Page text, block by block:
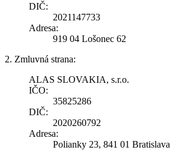
DIČ:
2021147733
Adresa:
919 04 Lošonec 62
2. Zmluvná strana:
ALAS SLOVAKIA, s.r.o.
IČO:
35825286
DIČ:
2020260792
Adresa:
Polianky 23, 841 01 Bratislava